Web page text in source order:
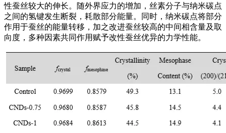
性蚕丝较大的伸长。随外界应力的增加，丝素分子与纳米碳点
之间的氢键发生断裂，耗散部分能量。同时，纳米碳点将部分
作用于蚕丝的能量转移，加之改进蚕丝较高的中间相含量及取
向度，多种因素共同作用赋予改性蚕丝优异的力学性能。